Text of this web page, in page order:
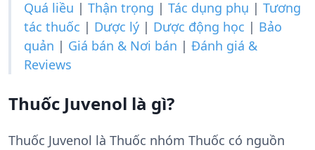
Quá liều | Thận trọng | Tác dụng phụ | Tương
tác thuốc | Dược lý | Dược động học | Bảo
quản | Giá bán & Nơi bán | Đánh giá &
Reviews
Thuốc Juvenol là gì?
Thuốc Juvenol là Thuốc nhóm Thuốc có nguồn